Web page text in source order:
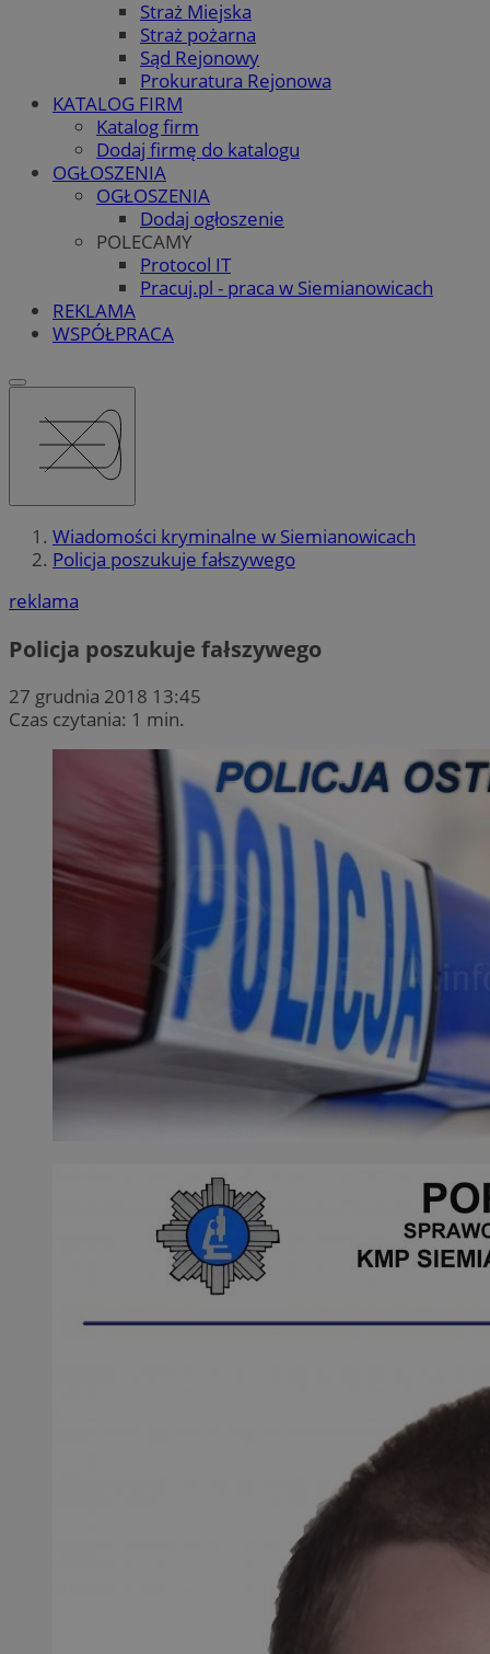
Straż Miejska
Straż pożarna
Sąd Rejonowy
Prokuratura Rejonowa
KATALOG FIRM
Katalog firm
Dodaj firmę do katalogu
OGŁOSZENIA
OGŁOSZENIA
Dodaj ogłoszenie
POLECAMY
Protocol IT
Pracuj.pl - praca w Siemianowicach
REKLAMA
WSPÓŁPRACA
Wiadomości kryminalne w Siemianowicach
Policja poszukuje fałszywego
reklama
Policja poszukuje fałszywego
27 grudnia 2018 13:45
Czas czytania: 1 min.